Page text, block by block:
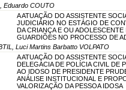
Eduardo COUTO
A ATUAÇÃO DO ASSISTENTE
JUDICIÁRIO NO ESTÁGIO DE
DA CRIANÇA E OU ADOLESCENTE
GUARDIÕES NO PROCESSO DE
Luci Martins Barbatto VOLPATO
A ATUAÇÃO DO ASSISTENTE
DELEGACIA DE POLÍCIA CIVIL DE
AO IDOSO DE PRESIDENTE
ANÁLISE INSTITUCIONAL E
VALORIZAÇÃO DA PESSOA IDOSA